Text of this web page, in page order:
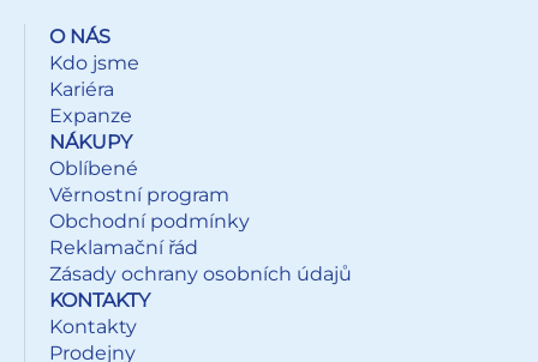
O NÁS
Kdo jsme
Kariéra
Expanze
NÁKUPY
Oblíbené
Věrnostní program
Obchodní podmínky
Reklamační řád
Zásady ochrany osobních údajů
KONTAKTY
Kontakty
Prodejny